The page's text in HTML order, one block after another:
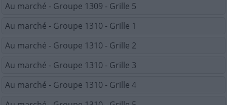
Au marché - Groupe 1309 - Grille 5
Au marché - Groupe 1310 - Grille 1
Au marché - Groupe 1310 - Grille 2
Au marché - Groupe 1310 - Grille 3
Au marché - Groupe 1310 - Grille 4